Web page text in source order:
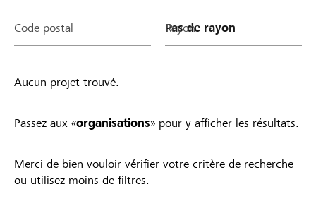
Code postal Rayon
Aucun projet trouvé.
Passez aux «organisations» pour y afficher les résultats.
Merci de bien vouloir vérifier votre critère de recherche
ou utilisez moins de filtres.